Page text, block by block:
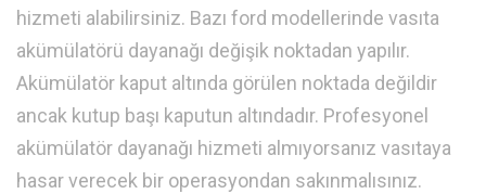
hizmeti alabilirsiniz. Bazı ford modellerinde vasıta
akümülatörü dayanağı değişik noktadan yapılır.
Akümülatör kaput altında görülen noktada değildir
ancak kutup başı kaputun altındadır. Profesyonel
akümülatör dayanağı hizmeti almıyorsanız vasıtaya
hasar verecek bir operasyondan sakınmalısınız.